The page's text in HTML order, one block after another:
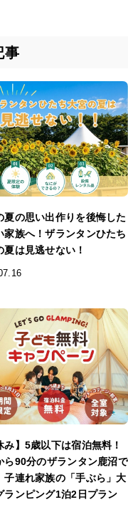
事
夏の思い出作りを後悔した
家族へ！ザランタンひたち
夏は見逃せない！
み】5歳以下は宿泊無料！
ら90分のザランタン鹿沼で
子連れ家族の「手ぶら」大
ランピング1泊2日プラン